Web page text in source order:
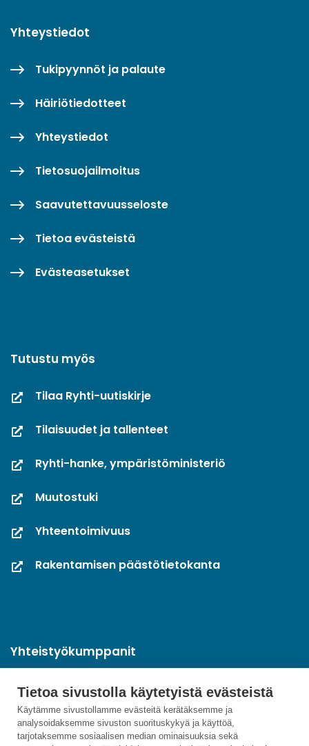
Tietoa sivustolla käytetyistä evästeistä
Käytämme sivustollamme evästeitä kerätäksemme ja
analysoidaksemme sivuston suorituskykyä ja käyttöä,
tarjotaksemme sosiaalisen median ominaisuuksia sekä
Yhteystiedot
Tukipyynnöt ja palaute
Häiriötiedotteet
Yhteystiedot
Tietosuojailmoitus
Saavutettavuusseloste
Tietoa evästeistä
Evästeasetukset
Tutustu myös
Tilaa Ryhti-uutiskirje
Tilaisuudet ja tallenteet
Ryhti-hanke, ympäristöministeriö
Muutostuki
Yhteentoimivuus
Rakentamisen päästötietokanta
Yhteistyökumppanit